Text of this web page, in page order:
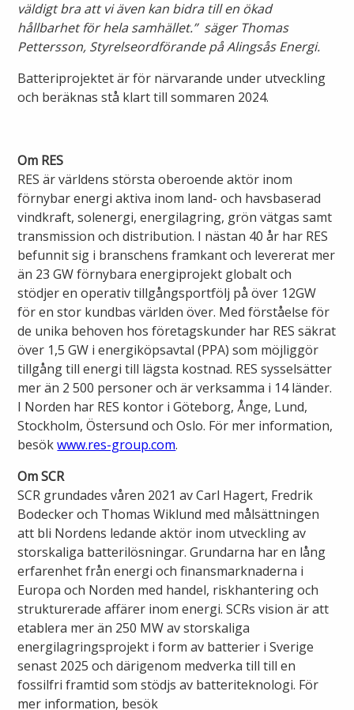
Badtemperaturer i Alingsås
Aktuella vattennivåer
Lights in Alingsås
Pressrum
Jobba hos oss
Årsredovisning
Visselblåsarfunktion
Integritetsinformation
Tillgänglighetsredogörelse
väldigt bra att vi även kan bidra till en ökad
hållbarhet för hela samhället.” säger Thomas
Pettersson, Styrelseordförande på Alingsås Energi.
Batteriprojektet är för närvarande under utveckling
och beräknas stå klart till sommaren 2024.
Om RES
RES är världens största oberoende aktör inom
förnybar energi aktiva inom land- och havsbaserad
vindkraft, solenergi, energilagring, grön vätgas samt
transmission och distribution. I nästan 40 år har RES
befunnit sig i branschens framkant och levererat mer
än 23 GW förnybara energiprojekt globalt och
stödjer en operativ tillgångsportfölj på över 12GW
för en stor kundbas världen över. Med förståelse för
de unika behoven hos företagskunder har RES säkrat
över 1,5 GW i energiköpsavtal (PPA) som möjliggör
tillgång till energi till lägsta kostnad. RES sysselsätter
mer än 2 500 personer och är verksamma i 14 länder.
I Norden har RES kontor i Göteborg, Ånge, Lund,
Stockholm, Östersund och Oslo. För mer information,
besökwww.res-group.com.
Om SCR
SCR grundades våren 2021 av Carl Hagert, Fredrik
Bodecker och Thomas Wiklund med målsättningen
att bli Nordens ledande aktör inom utveckling av
storskaliga batterilösningar. Grundarna har en lång
erfarenhet från energi och finansmarknaderna i
Europa och Norden med handel, riskhantering och
strukturerade affärer inom energi. SCRs vision är att
etablera mer än 250 MW av storskaliga
energilagringsprojekt i form av batterier i Sverige
senast 2025 och därigenom medverka till till en
fossilfri framtid som stödjs av batteriteknologi. För
mer information, besök